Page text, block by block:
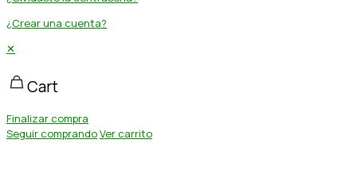
¿Crear una cuenta?
✕
Cart
Finalizar compra
Seguir comprandoVer carrito